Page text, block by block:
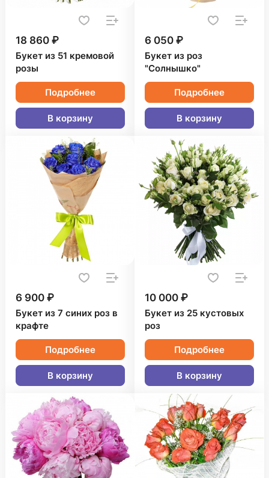
18 860 ₽
Букет из 51 кремовой
розы
Подробнее
В корзину
6 050 ₽
Букет из роз
"Солнышко"
Подробнее
В корзину
6 900 ₽
Букет из 7 синих роз в
крафте
Подробнее
В корзину
10 000 ₽
Букет из 25 кустовых
роз
Подробнее
В корзину